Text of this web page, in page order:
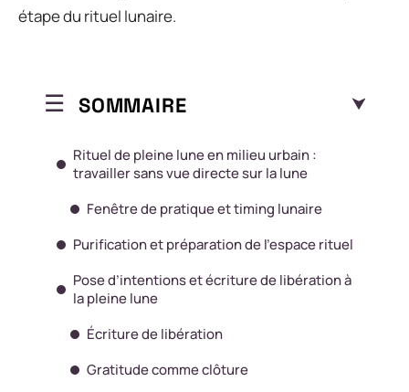
étape du rituel lunaire.
SOMMAIRE
Rituel de pleine lune en milieu urbain :
travailler sans vue directe sur la lune
Fenêtre de pratique et timing lunaire
Purification et préparation de l’espace rituel
Pose d’intentions et écriture de libération à
la pleine lune
Écriture de libération
Gratitude comme clôture